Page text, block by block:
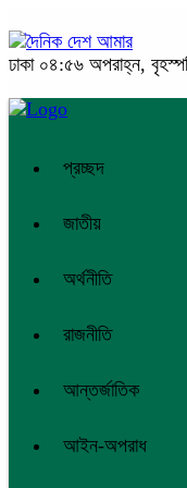
ঢাকা ০৪:৫৬ অপরাহ্ন,
প্রচ্ছদ
জাতীয়
অর্থনীতি
রাজনীতি
আন্তর্জাতিক
আইন-অপরাধ